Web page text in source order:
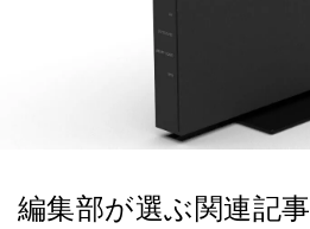
編集部が選ぶ関連記事